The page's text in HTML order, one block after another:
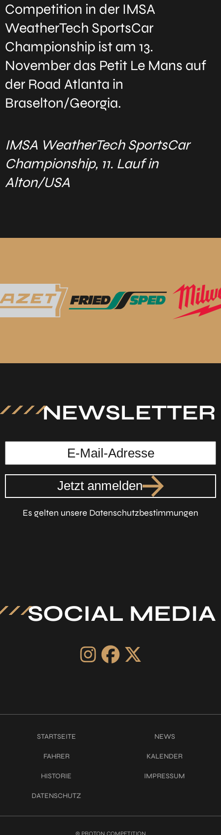
Competition in der IMSA
WeatherTech SportsCar
Championship ist am 13.
November das Petit Le Mans auf
der Road Atlanta in
Braselton/Georgia.
IMSA WeatherTech SportsCar
Championship, 11. Lauf in
Alton/USA
NEWSLETTER
Jetzt anmelden
Es gelten unsere Datenschutzbestimmungen
SOCIAL MEDIA
STARTSEITE NEWS
FAHRER KALENDER
HISTORIE IMPRESSUM
DATENSCHUTZ